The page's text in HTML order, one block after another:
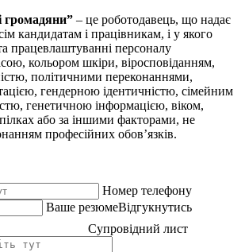
громадяни” – це роботодавець, що надає
кандидатам і працівникам, і у якого
працевлаштуванні персоналу
кольором шкіри, віросповіданням,
політичними переконаннями,
гендерною ідентичністю, сімейним
генетичною інформацією, віком,
або за іншими факторами, не
професійних обов’язків.
Номер телефону
Ваше резюмеВідгукнутись
Супровідний лист